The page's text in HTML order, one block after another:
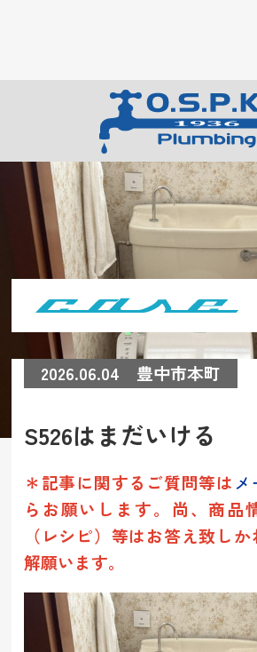
2026.06.04 豊中市本町
S526はまだいける
＊記事に関するご質問等はメ
らお願いします。 尚、商品
（レシピ）等はお答え致し
解願います。